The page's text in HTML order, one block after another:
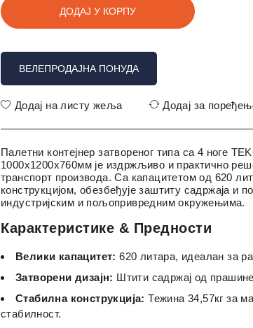
ДОДАЈ У КОРПУ
ВЕЛЕПРОДАЈНА ПОНУДА
Додај на листу жеља Додај за
Палетни контејнер затвореног типа са 4 ноге
1000x1200x760мм је издржљиво и практично
транспорт производа. Са капацитетом од 620
конструкцијом, обезбеђује заштиту садржаја и
индустријским и пољопривредним окружењима.
Карактеристике & Предности
Велики капацитет: 620 литара, идеалан за
Затворени дизајн: Штити садржај од
Стабилна конструкција: Тежина 34,57кг за
стабилност.